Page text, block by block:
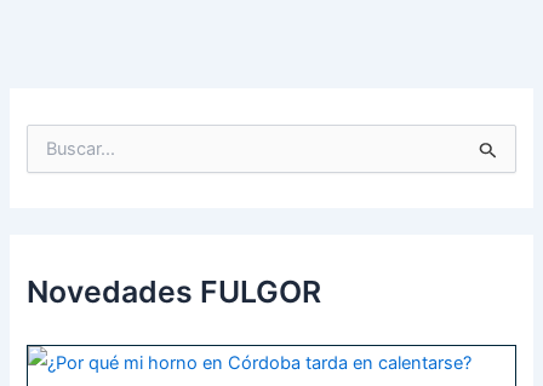
p
o
:
Novedades FULGOR